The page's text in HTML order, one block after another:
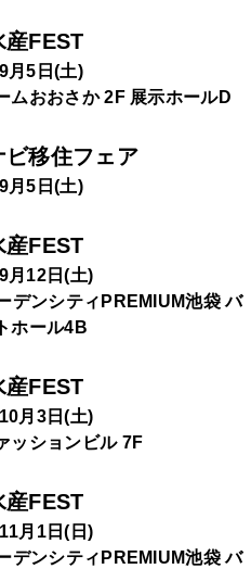
産FEST
月5日(土)
ムおおさか 2F 展示ホールD
ビ移住フェア
月5日(土)
産FEST
月12日(土)
デンシティPREMIUM池袋 バ
ホール4B
産FEST
月3日(土)
ッションビル 7F
産FEST
月1日(日)
デンシティPREMIUM池袋 バ